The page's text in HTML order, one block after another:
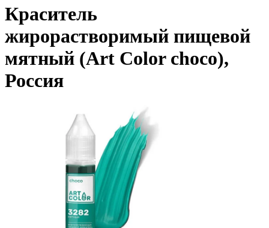
Краситель
жирорастворимый пищевой
мятный (Art Color choco),
Россия